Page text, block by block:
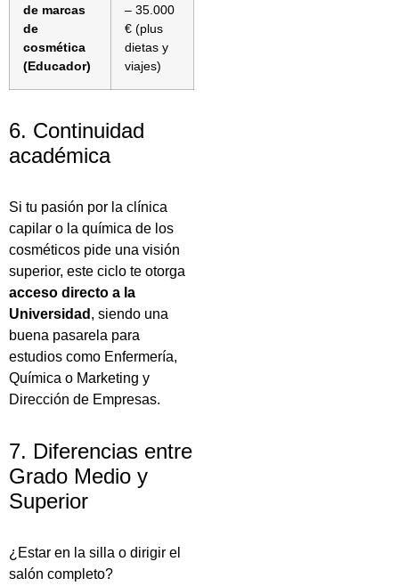
de marcas
de
cosmética
(Educador)
– 35.000
€ (plus
dietas y
viajes)
6. Continuidad
académica
Si tu pasión por la clínica
capilar o la química de los
cosméticos pide una visión
superior, este ciclo te otorga
acceso directo a la
Universidad , siendo una
buena pasarela para
estudios como Enfermería,
Química o Marketing y
Dirección de Empresas.
7. Diferencias entre
Grado Medio y
Superior
¿Estar en la silla o dirigir el
salón completo?